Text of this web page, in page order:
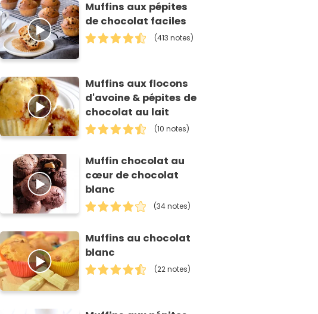
Muffins aux pépites
de chocolat faciles
(413 notes)
Muffins aux flocons
d'avoine & pépites de
chocolat au lait
(10 notes)
Muffin chocolat au
cœur de chocolat
blanc
(34 notes)
Muffins au chocolat
blanc
(22 notes)